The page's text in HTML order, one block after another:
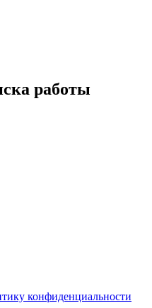
работы
конфиденциальности